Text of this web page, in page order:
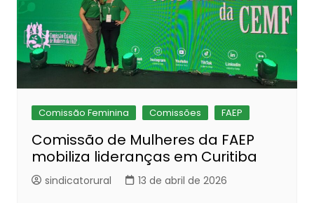
Comissão Feminina Comissões FAEP
Comissão de Mulheres da FAEP
mobiliza lideranças em Curitiba
sindicatorural 13 de abril de 2026